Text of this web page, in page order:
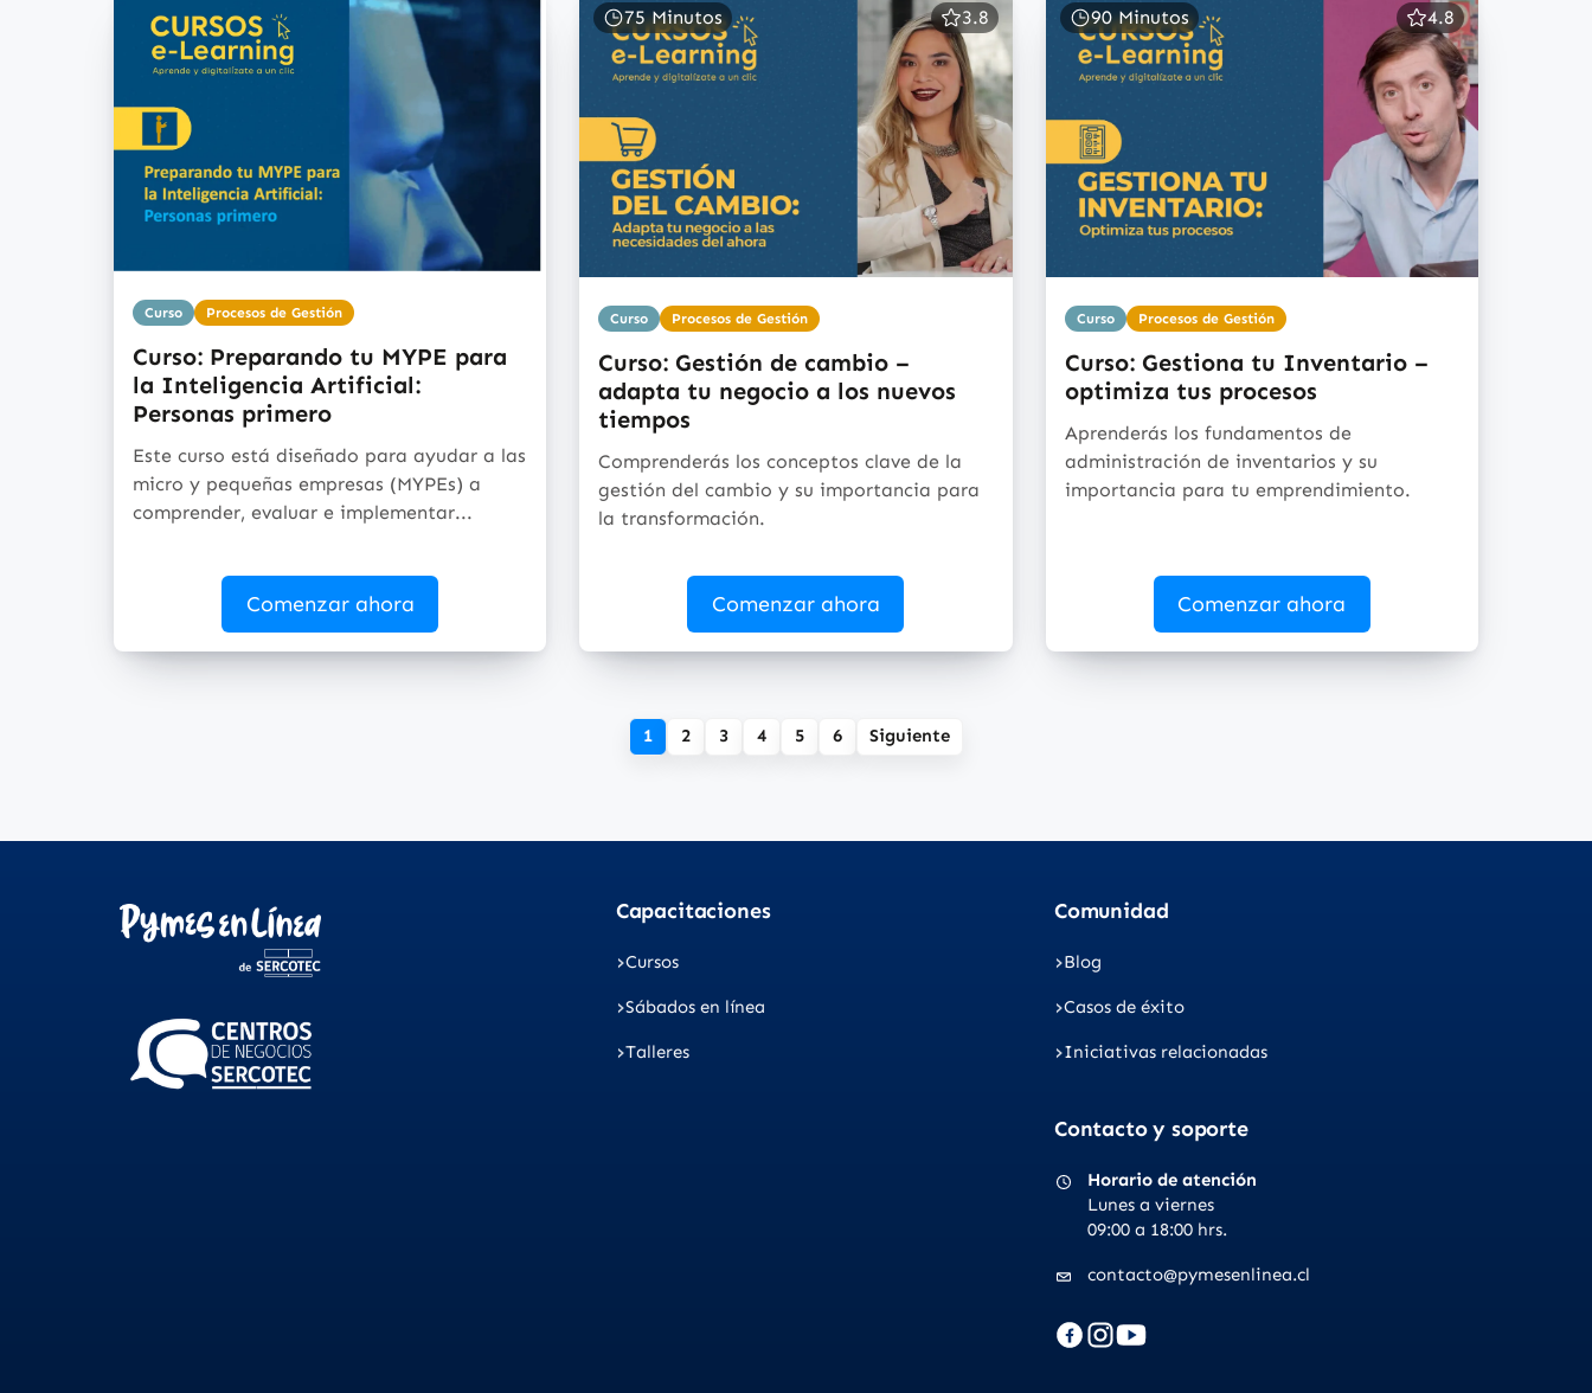
Curso Procesos de Gestión
Curso: Preparando tu MYPE para
la Inteligencia Artificial:
Personas primero
Este curso está diseñado para ayudar a las
micro y pequeñas empresas (MYPEs) a
comprender, evaluar e implementar...
Comenzar ahora
75 Minutos 3.8
Curso Procesos de Gestión
Curso: Gestión de cambio –
adapta tu negocio a los nuevos
tiempos
Comprenderás los conceptos clave de la
gestión del cambio y su importancia para
la transformación.
Comenzar ahora
90 Minutos 4.8
Curso Procesos de Gestión
Curso: Gestiona tu Inventario –
optimiza tus procesos
Aprenderás los fundamentos de
administración de inventarios y su
importancia para tu emprendimiento.
Comenzar ahora
1 2 3 4 5 6 Siguiente
Capacitaciones
Cursos
Sábados en línea
Talleres
Comunidad
Blog
Casos de éxito
Iniciativas relacionadas
Contacto y soporte
Horario de atención
Lunes a viernes
09:00 a 18:00 hrs.
contacto@pymesenlinea.cl